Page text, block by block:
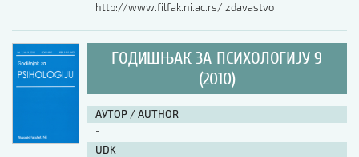
http://www.filfak.ni.ac.rs/izdavastvo
ГОДИШЊАК ЗА ПСИХОЛОГИЈУ 9
(2010)
АУТОР / AUTHOR
-
UDK